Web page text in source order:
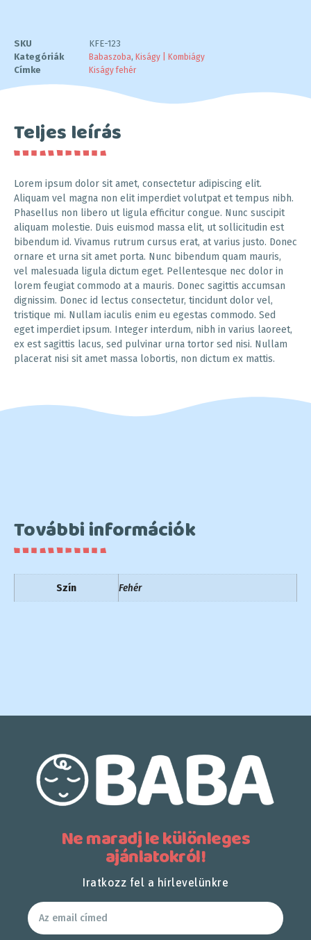
SKU
KFE-123
Kategóriák
Babaszoba, Kiságy | Kombiágy
Címke
Kiságy fehér
Teljes leírás
Lorem ipsum dolor sit amet, consectetur adipiscing elit.
Aliquam vel magna non elit imperdiet volutpat et tempus nibh.
Phasellus non libero ut ligula efficitur congue. Nunc suscipit
aliquam molestie. Duis euismod massa elit, ut sollicitudin est
bibendum id. Vivamus rutrum cursus erat, at varius justo. Donec
ornare et urna sit amet porta. Nunc bibendum quam mauris,
vel malesuada ligula dictum eget. Pellentesque nec dolor in
lorem feugiat commodo at a mauris. Donec sagittis accumsan
dignissim. Donec id lectus consectetur, tincidunt dolor vel,
tristique mi. Nullam iaculis enim eu egestas commodo. Sed
eget imperdiet ipsum. Integer interdum, nibh in varius laoreet,
ex est sagittis lacus, sed pulvinar urna tortor sed nisi. Nullam
placerat nisi sit amet massa lobortis, non dictum ex mattis.
További információk
Szín Fehér
Ne maradj le különleges
ajánlatokról!
Iratkozz fel a hírlevelünkre